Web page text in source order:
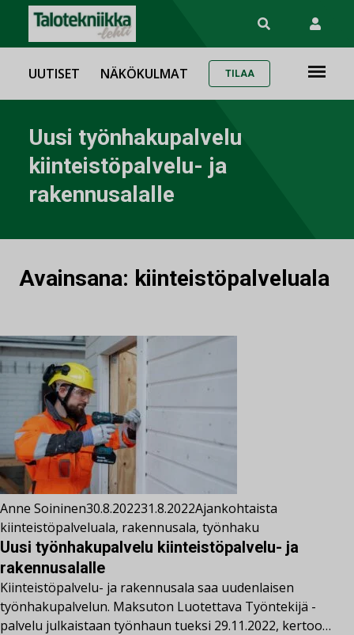
UUTISET NÄKÖKULMAT TILAA
Uusi työnhakupalvelu
kiinteistöpalvelu- ja
rakennusalalle
Avainsana: kiinteistöpalveluala
Anne Soininen30.8.202231.8.2022Ajankohtaista
kiinteistöpalveluala, rakennusala, työnhaku
Uusi työnhakupalvelu kiinteistöpalvelu- ja
rakennusalalle
Kiinteistöpalvelu- ja rakennusala saa uudenlaisen
työnhakupalvelun. Maksuton Luotettava Työntekijä -
palvelu julkaistaan työnhaun tueksi 29.11.2022, kertoo…